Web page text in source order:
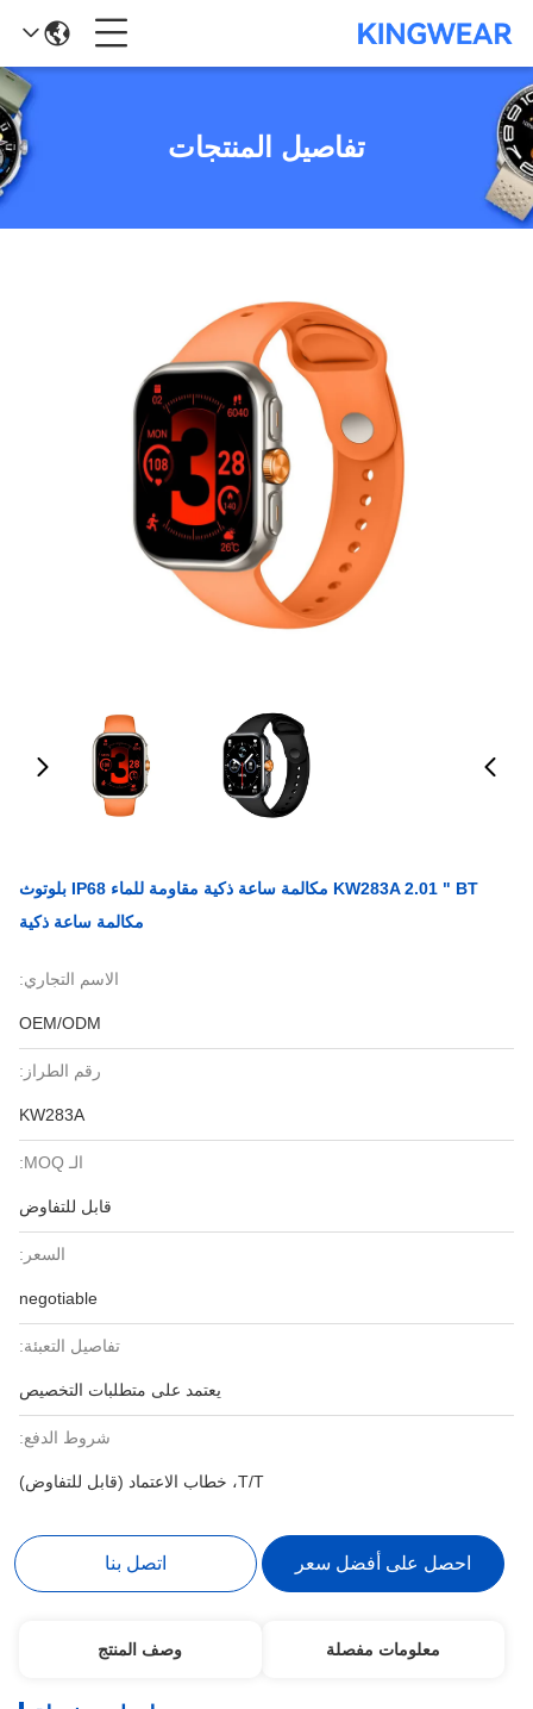
تفاصيل المنتجات
KW283A 2.01 " BT مكالمة ساعة ذكية مقاومة للماء IP68 بلوتوث
مكالمة ساعة ذكية
الاسم التجاري:
OEM/ODM
رقم الطراز:
KW283A
الـ MOQ:
قابل للتفاوض
السعر:
negotiable
تفاصيل التعبئة:
يعتمد على متطلبات التخصيص
شروط الدفع:
T/T، خطاب الاعتماد (قابل للتفاوض)
احصل على أفضل سعر اتصل بنا
معلومات مفصلة وصف المنتج